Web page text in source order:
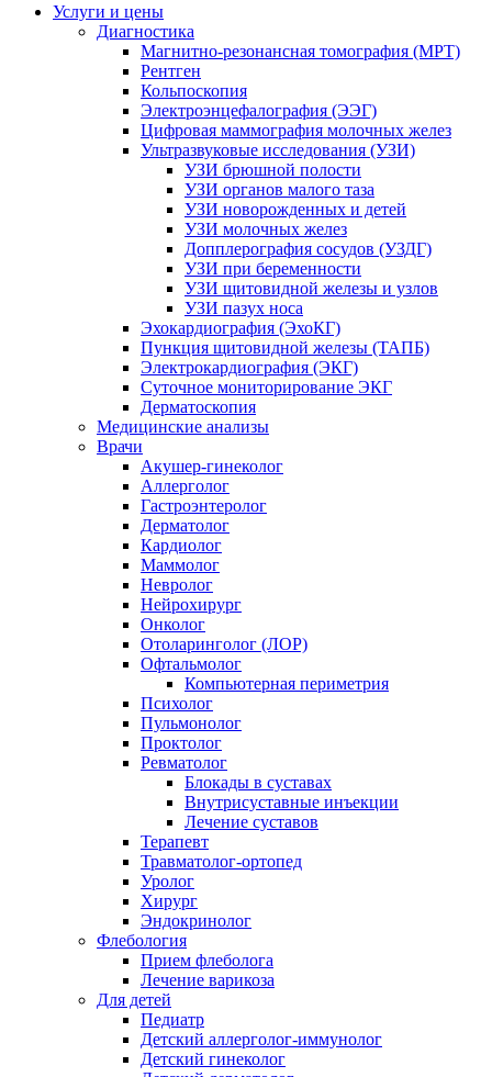
Услуги и цены
Диагностика
Магнитно-резонансная томография (МРТ)
Рентген
Кольпоскопия
Электроэнцефалография (ЭЭГ)
Цифровая маммография молочных желез
Ультразвуковые исследования (УЗИ)
УЗИ брюшной полости
УЗИ органов малого таза
УЗИ новорожденных и детей
УЗИ молочных желез
Допплерография сосудов (УЗДГ)
УЗИ при беременности
УЗИ щитовидной железы и узлов
УЗИ пазух носа
Эхокардиография (ЭхоКГ)
Пункция щитовидной железы (ТАПБ)
Электрокардиография (ЭКГ)
Суточное мониторирование ЭКГ
Дерматоскопия
Медицинские анализы
Врачи
Акушер-гинеколог
Аллерголог
Гастроэнтеролог
Дерматолог
Кардиолог
Маммолог
Невролог
Нейрохирург
Онколог
Отоларинголог (ЛОР)
Офтальмолог
Компьютерная периметрия
Психолог
Пульмонолог
Проктолог
Ревматолог
Блокады в суставах
Внутрисуставные инъекции
Лечение суставов
Терапевт
Травматолог-ортопед
Уролог
Хирург
Эндокринолог
Флебология
Прием флеболога
Лечение варикоза
Для детей
Педиатр
Детский аллерголог-иммунолог
Детский гинеколог